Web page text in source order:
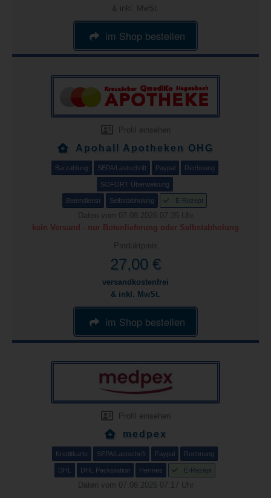
& inkl. MwSt.
im Shop bestellen
Profil einsehen
Apohall Apotheken OHG
Barzahlung SEPA/Lastschrift Paypal Rechnung
SOFORT Überweisung
Botendienst Selbstabholung E-Rezept
Daten vom 07.08.2026 07:35 Uhr
kein Versand - nur Botenlieferung oder Selbstabholung
Produktpreis
27,00 €
versandkostenfrei
& inkl. MwSt.
im Shop bestellen
Profil einsehen
medpex
Kreditkarte SEPA/Lastschrift Paypal Rechnung
DHL DHL Packstation Hermes E-Rezept
Daten vom 07.08.2026 07:17 Uhr